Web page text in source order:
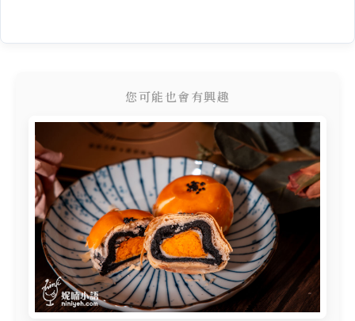
您可能也會有興趣